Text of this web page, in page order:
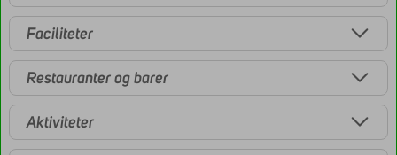
Faciliteter
Restauranter og barer
Aktiviteter